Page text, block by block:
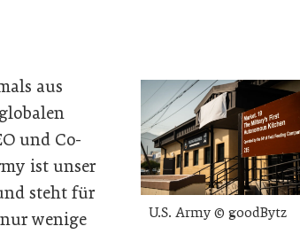
U.S. Army © goodBytz
aus
und Co-
ist unser
steht für
wenige